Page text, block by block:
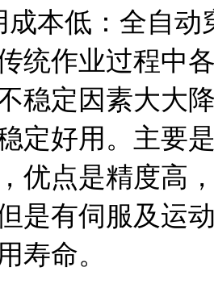
低：全自动
统作业过程中
稳定因素大大
定好用。主要
优点是精度高
是有伺服及运
寿命。